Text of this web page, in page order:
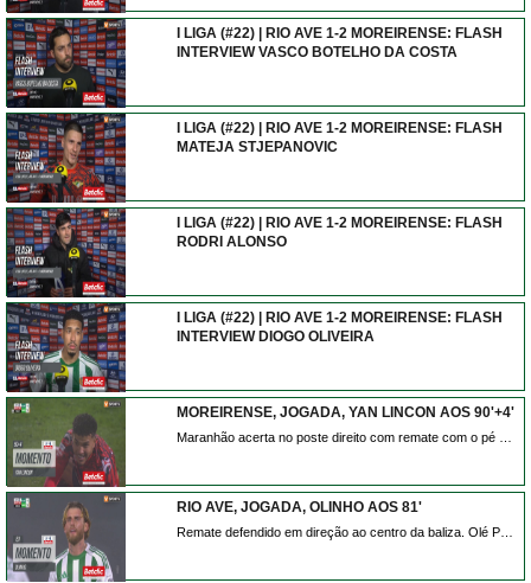
I LIGA (#22) | RIO AVE 1-2 MOREIRENSE: FLASH
INTERVIEW VASCO BOTELHO DA COSTA
I LIGA (#22) | RIO AVE 1-2 MOREIRENSE: FLASH
MATEJA STJEPANOVIC
I LIGA (#22) | RIO AVE 1-2 MOREIRENSE: FLASH
RODRI ALONSO
I LIGA (#22) | RIO AVE 1-2 MOREIRENSE: FLASH
INTERVIEW DIOGO OLIVEIRA
MOREIRENSE, JOGADA, YAN LINCON AOS 90'+4'
RIO AVE, JOGADA, OLINHO AOS 81'